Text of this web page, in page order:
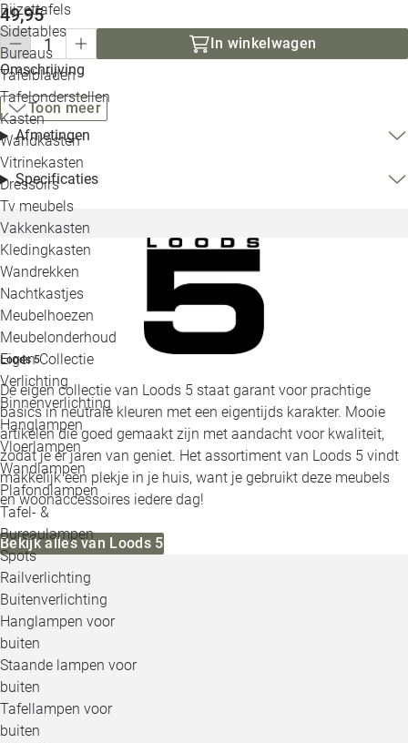
Bijzettafels
Sidetables
Bureaus
Tafelbladen
Tafelonderstellen
Kasten
Wandkasten
Vitrinekasten
Dressoirs
Tv meubels
Vakkenkasten
Kledingkasten
Wandrekken
Nachtkastjes
Meubelhoezen
Meubelonderhoud
Eigen Collectie
Verlichting
Binnenverlichting
Hanglampen
Vloerlampen
Wandlampen
Plafondlampen
Tafel- &
Bureaulampen
Spots
Railverlichting
Buitenverlichting
Hanglampen voor
buiten
Staande lampen voor
buiten
Tafellampen voor
buiten
49,95
In winkelwagen
Omschrijving
Toon meer
Afmetingen
Specificaties
Loods 5
De eigen collectie van Loods 5 staat garant voor prachtige
basics in neutrale kleuren met een eigentijds karakter. Mooie
artikelen die goed gemaakt zijn met aandacht voor kwaliteit,
zodat je er jaren van geniet. Het assortiment van Loods 5 vindt
makkelijk een plekje in je huis, want je gebruikt deze meubels
en woonaccessoires iedere dag!
Bekijk alles van Loods 5